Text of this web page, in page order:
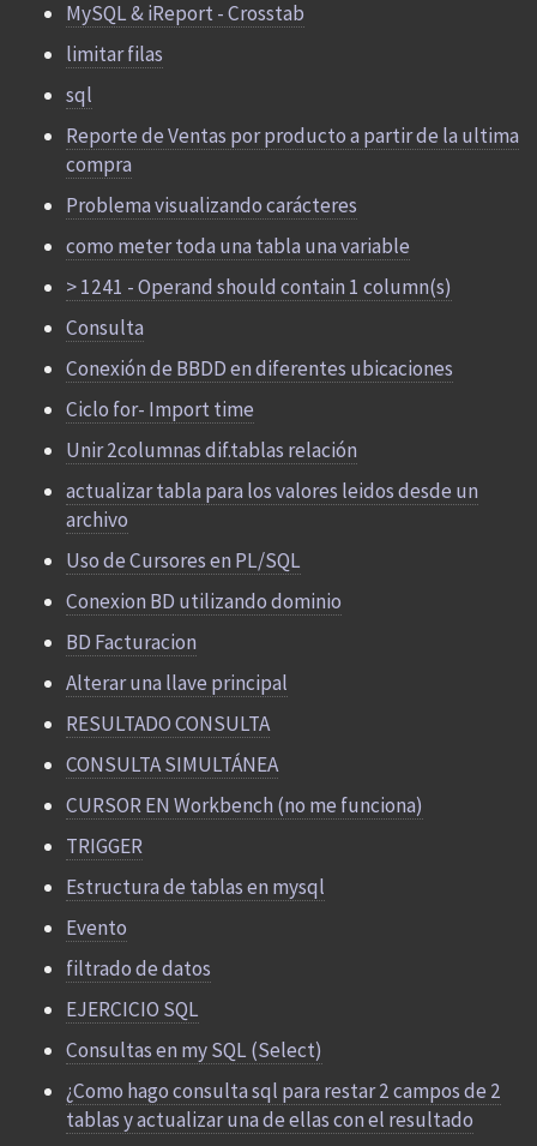
MySQL & iReport - Crosstab
limitar filas
sql
Reporte de Ventas por producto a partir de la ultima
compra
Problema visualizando carácteres
como meter toda una tabla una variable
> 1241 - Operand should contain 1 column(s)
Consulta
Conexión de BBDD en diferentes ubicaciones
Ciclo for- Import time
Unir 2columnas dif.tablas relación
actualizar tabla para los valores leidos desde un
archivo
Uso de Cursores en PL/SQL
Conexion BD utilizando dominio
BD Facturacion
Alterar una llave principal
RESULTADO CONSULTA
CONSULTA SIMULTÁNEA
CURSOR EN Workbench (no me funciona)
TRIGGER
Estructura de tablas en mysql
Evento
filtrado de datos
EJERCICIO SQL
Consultas en my SQL (Select)
¿Como hago consulta sql para restar 2 campos de 2
tablas y actualizar una de ellas con el resultado